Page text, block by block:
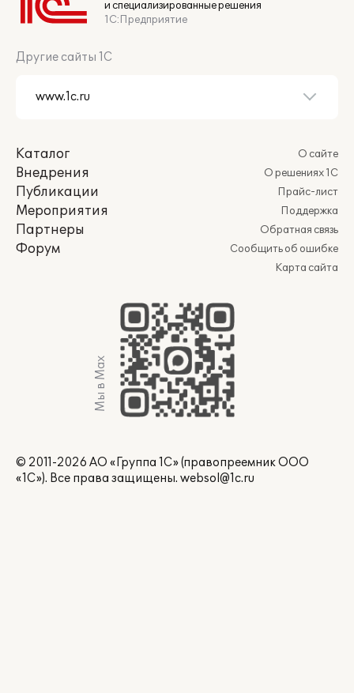
и специализированные решения
1С:Предприятие
Другие сайты 1С
Каталог
Внедрения
Публикации
Мероприятия
Партнеры
Форум
О сайте
О решениях 1С
Прайс-лист
Поддержка
Обратная связь
Сообщить об ошибке
Карта сайта
Мы в Max
© 2011-2026 АО «Группа 1С» (правопреемник ООО
«1С»). Все права защищены. websol@1c.ru